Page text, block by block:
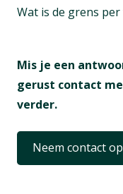
Wat is de grens
Mis je een
gerust contact
verder.
Neem contact op